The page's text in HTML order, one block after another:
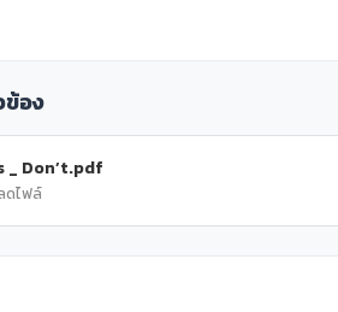
ข้อง
_ Don’t.pdf
ดไฟล์